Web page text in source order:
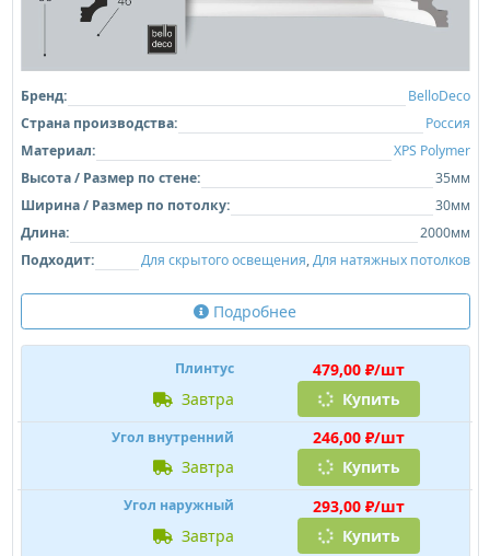
Бренд:
BelloDeco
Страна производства:
Россия
Материал:
XPS Polymer
Высота / Размер по стене:
35мм
Ширина / Размер по потолку:
30мм
Длина:
2000мм
Подходит:
Для скрытого освещения,Для натяжных потолков
Подробнее
Плинтус
479,00 ₽/шт
завтра
Купить
Угол внутренний
246,00 ₽/шт
завтра
Купить
Угол наружный
293,00 ₽/шт
завтра
Купить